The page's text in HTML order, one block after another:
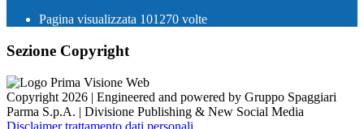
Pagina visualizzata 101270 volte
Sezione Copyright
Copyright 2026 | Engineered and powered by Gruppo Spaggiari
Parma S.p.A. | Divisione Publishing & New Social Media
Disclaimer trattamento dati personali